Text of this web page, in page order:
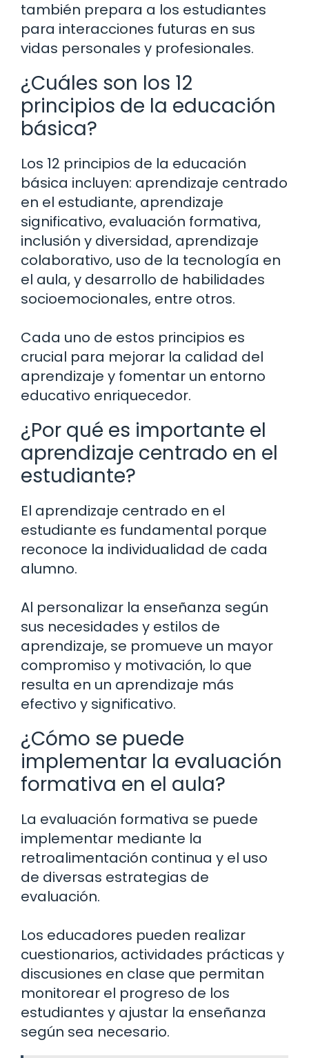
también prepara a los estudiantes
para interacciones futuras en sus
vidas personales y profesionales.
¿Cuáles son los 12
principios de la educación
básica?
Los 12 principios de la educación
básica incluyen: aprendizaje centrado
en el estudiante, aprendizaje
significativo, evaluación formativa,
inclusión y diversidad, aprendizaje
colaborativo, uso de la tecnología en
el aula, y desarrollo de habilidades
socioemocionales, entre otros.
Cada uno de estos principios es
crucial para mejorar la calidad del
aprendizaje y fomentar un entorno
educativo enriquecedor.
¿Por qué es importante el
aprendizaje centrado en el
estudiante?
El aprendizaje centrado en el
estudiante es fundamental porque
reconoce la individualidad de cada
alumno.
Al personalizar la enseñanza según
sus necesidades y estilos de
aprendizaje, se promueve un mayor
compromiso y motivación, lo que
resulta en un aprendizaje más
efectivo y significativo.
¿Cómo se puede
implementar la evaluación
formativa en el aula?
La evaluación formativa se puede
implementar mediante la
retroalimentación continua y el uso
de diversas estrategias de
evaluación.
Los educadores pueden realizar
cuestionarios, actividades prácticas y
discusiones en clase que permitan
monitorear el progreso de los
estudiantes y ajustar la enseñanza
según sea necesario.